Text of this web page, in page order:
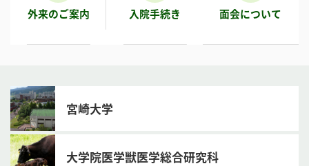
外来のご案内 入院手続き 面会について
宮崎大学
大学院医学獣医学総合研究科